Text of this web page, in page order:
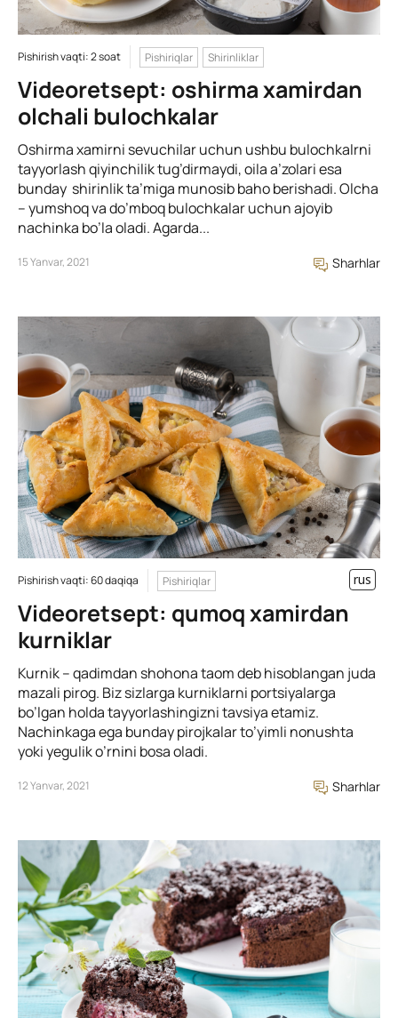
Pishirish vaqti: 2 soat Pishiriqlar Shirinliklar
Videoretsept: oshirma xamirdan
olchali bulochkalar
Oshirma xamirni sevuchilar uchun ushbu bulochkalrni
tayyorlash qiyinchilik tug’dirmaydi, oila a’zolari esa
bunday shirinlik ta’miga munosib baho berishadi. Olcha
– yumshoq va do’mboq bulochkalar uchun ajoyib
nachinka bo’la oladi. Agarda...
15 Yanvar, 2021 Sharhlar
Pishirish vaqti: 60 daqiqa Pishiriqlar rus
Videoretsept: qumoq xamirdan
kurniklar
Kurnik – qadimdan shohona taom deb hisoblangan juda
mazali pirog. Biz sizlarga kurniklarni portsiyalarga
bo’lgan holda tayyorlashingizni tavsiya etamiz.
Nachinkaga ega bunday pirojkalar to’yimli nonushta
yoki yegulik o’rnini bosa oladi.
12 Yanvar, 2021 Sharhlar